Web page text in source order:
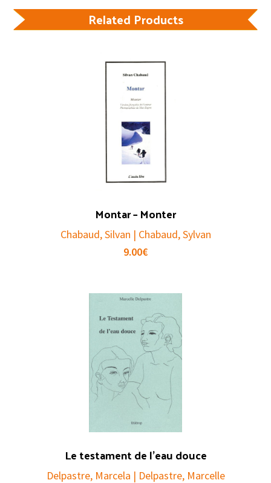
Related Products
Montar – Monter
Chabaud, Silvan | Chabaud, Sylvan
9.00€
Le testament de l’eau douce
Delpastre, Marcela | Delpastre, Marcelle